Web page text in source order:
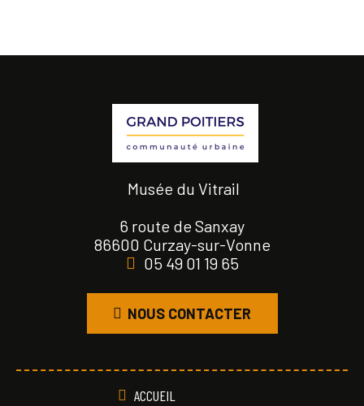
Musée du Vitrail
6 route de Sanxay
86600 Curzay-sur-Vonne
05 49 01 19 65
NOUS CONTACTER
ACCUEIL